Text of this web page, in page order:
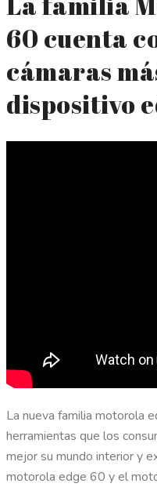
60 cuenta
cámaras
dispositivo
La nueva familia motorola
herramientas que los
mejor su mundo interior y
motorola edge 60 y el